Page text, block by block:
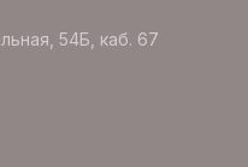
54Б, каб. 67